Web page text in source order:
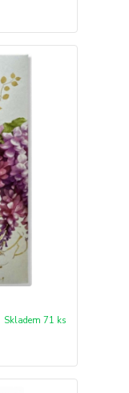
Skladem 71 ks